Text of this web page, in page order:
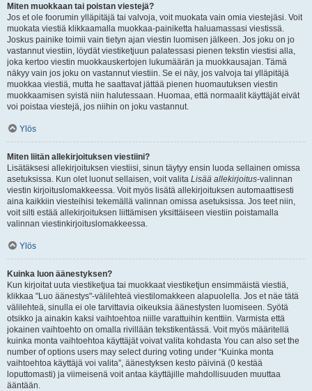
Miten muokkaan tai poistan viestejä?
Jos et ole foorumin ylläpitäjä tai valvoja, voit muokata vain omia viestejäsi. Voit
muokata viestiä klikkaamalla muokkaa-painiketta haluamassasi viestissä.
Joskus painike toimii vain tietyn ajan viestin luomisen jälkeen. Jos joku on jo
vastannut viestiin, löydät viestiketjuun palatessasi pienen tekstin viestisi alla,
joka kertoo viestin muokkauskertojen lukumäärän ja muokkausajan. Tämä
näkyy vain jos joku on vastannut viestiin. Se ei näy, jos valvoja tai ylläpitäjä
muokkaa viestiä, mutta he saattavat jättää pienen huomautuksen viestin
muokkaamisen syistä niin halutessaan. Huomaa, että normaalit käyttäjät eivät
voi poistaa viestejä, jos niihin on joku vastannut.
Ylös
Miten liitän allekirjoituksen viestiini?
Lisätäksesi allekirjoituksen viestiisi, sinun täytyy ensin luoda sellainen omissa
asetuksissa. Kun olet luonut sellaisen, voit valita Lisää allekirjoitus-valinnan
viestin kirjoituslomakkeessa. Voit myös lisätä allekirjoituksen automaattisesti
aina kaikkiin viesteihisi tekemällä valinnan omissa asetuksissa. Jos teet niin,
voit silti estää allekirjoituksen liittämisen yksittäiseen viestiin poistamalla
valinnan viestinkirjoituslomakkeessa.
Ylös
Kuinka luon äänestyksen?
Kun kirjoitat uuta viestiketjua tai muokkaat viestiketjun ensimmäistä viestiä,
klikkaa "Luo äänestys"-välilehteä viestilomakkeen alapuolella. Jos et näe tätä
välilehteä, sinulla ei ole tarvittavia oikeuksia äänestysten luomiseen. Syötä
otsikko ja ainakin kaksi vaihtoehtoa niille varattuihin kenttiin. Varmista että
jokainen vaihtoehto on omalla rivillään tekstikentässä. Voit myös määritellä
kuinka monta vaihtoehtoa käyttäjät voivat valita kohdasta You can also set the
number of options users may select during voting under “Kuinka monta
vaihtoehtoa käyttäjä voi valita”, äänestyksen kesto päivinä (0 kestää
loputtomasti) ja viimeisenä voit antaa käyttäjille mahdollisuuden muuttaa
ääntään.